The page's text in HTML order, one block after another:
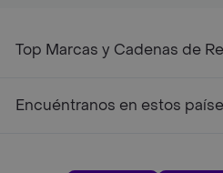
Top Marcas y Cadenas de
Encuéntranos en estos